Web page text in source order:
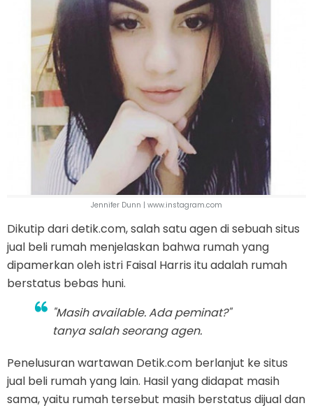
Jennifer Dunn | www.instagram.com
Dikutip dari detik.com, salah satu agen di sebuah situs
jual beli rumah menjelaskan bahwa rumah yang
dipamerkan oleh istri Faisal Harris itu adalah rumah
berstatus bebas huni.
"Masih available. Ada peminat?"
tanya salah seorang agen.
Penelusuran wartawan Detik.com berlanjut ke situs
jual beli rumah yang lain. Hasil yang didapat masih
sama, yaitu rumah tersebut masih berstatus dijual dan